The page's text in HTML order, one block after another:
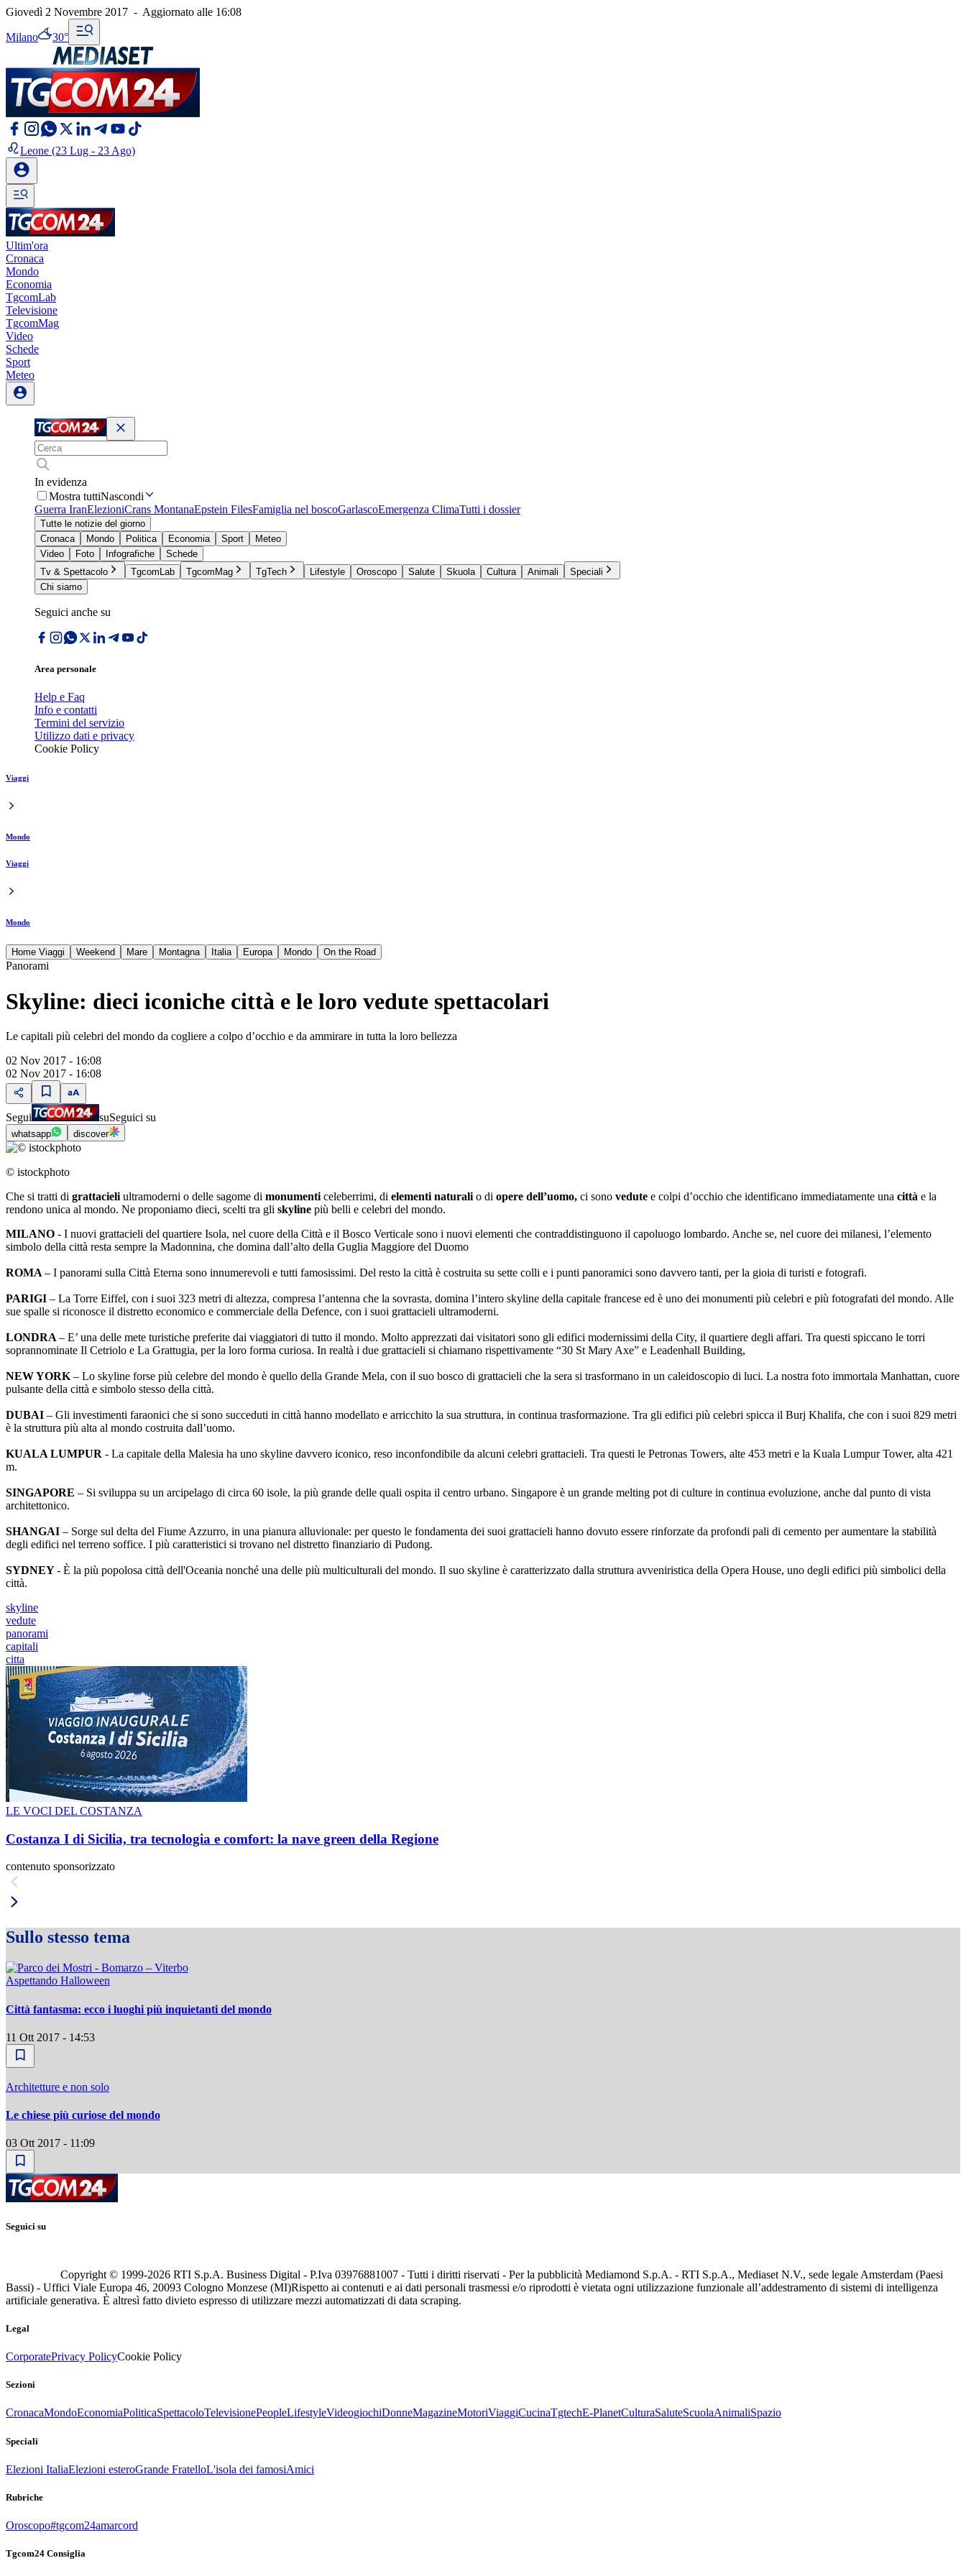
Giovedì 2 Novembre 2017 - Aggiornato alle 16:08
Milano 30°
Leone (23 Lug - 23 Ago)
Ultim'ora
Cronaca
Mondo
Economia
TgcomLab
Televisione
TgcomMag
Video
Schede
Sport
Meteo
In evidenza
Mostra tuttiNascondi
Guerra IranElezioniCrans MontanaEpstein FilesFamiglia nel boscoGarlascoEmergenza ClimaTutti i dossier
Tutte le notizie del giorno
Cronaca
Mondo Politica Economia Sport
Meteo
Video
Foto Infografiche
Schede
Tv & Spettacolo
TgcomLab TgcomMag TgTech Lifestyle Oroscopo Salute Skuola Cultura Animali
Speciali
Chi siamo
Seguici anche su
Area personale
Help e Faq
Info e contatti
Termini del servizio
Utilizzo dati e privacy
Cookie Policy
Viaggi
Mondo
Viaggi
Mondo
Home Viaggi Weekend Mare Montagna Italia Europa Mondo On the Road
Panorami
Skyline: dieci iconiche città e le loro vedute spettacolari
Le capitali più celebri del mondo da cogliere a colpo d’occhio e da ammirare in tutta la loro bellezza
02 Nov 2017 - 16:08
02 Nov 2017 - 16:08
Segui suSeguici su
whatsapp discover
© istockphoto
Che si tratti di grattacieli ultramoderni o delle sagome di monumenti celeberrimi, di elementi naturali o di opere dell’uomo, ci sono vedute e colpi d’occhio che identificano immediatamente una città e la
rendono unica al mondo. Ne proponiamo dieci, scelti tra gli skyline più belli e celebri del mondo.
MILANO - I nuovi grattacieli del quartiere Isola, nel cuore della Città e il Bosco Verticale sono i nuovi elementi che contraddistinguono il capoluogo lombardo. Anche se, nel cuore dei milanesi, l’elemento
simbolo della città resta sempre la Madonnina, che domina dall’alto della Guglia Maggiore del Duomo
ROMA – I panorami sulla Città Eterna sono innumerevoli e tutti famosissimi. Del resto la città è costruita su sette colli e i punti panoramici sono davvero tanti, per la gioia di turisti e fotografi.
PARIGI – La Torre Eiffel, con i suoi 323 metri di altezza, compresa l’antenna che la sovrasta, domina l’intero skyline della capitale francese ed è uno dei monumenti più celebri e più fotografati del mondo. Alle
sue spalle si riconosce il distretto economico e commerciale della Defence, con i suoi grattacieli ultramoderni.
LONDRA – E’ una delle mete turistiche preferite dai viaggiatori di tutto il mondo. Molto apprezzati dai visitatori sono gli edifici modernissimi della City, il quartiere degli affari. Tra questi spiccano le torri
soprannominate Il Cetriolo e La Grattugia, per la loro forma curiosa. In realtà i due grattacieli si chiamano rispettivamente “30 St Mary Axe” e Leadenhall Building,
NEW YORK – Lo skyline forse più celebre del mondo è quello della Grande Mela, con il suo bosco di grattacieli che la sera si trasformano in un caleidoscopio di luci. La nostra foto immortala Manhattan, cuore
pulsante della città e simbolo stesso della città.
DUBAI – Gli investimenti faraonici che si sono succeduti in città hanno modellato e arricchito la sua struttura, in continua trasformazione. Tra gli edifici più celebri spicca il Burj Khalifa, che con i suoi 829 metri
è la struttura più alta al mondo costruita dall’uomo.
KUALA LUMPUR - La capitale della Malesia ha uno skyline davvero iconico, reso inconfondibile da alcuni celebri grattacieli. Tra questi le Petronas Towers, alte 453 metri e la Kuala Lumpur Tower, alta 421
m.
SINGAPORE – Si sviluppa su un arcipelago di circa 60 isole, la più grande delle quali ospita il centro urbano. Singapore è un grande melting pot di culture in continua evoluzione, anche dal punto di vista
architettonico.
SHANGAI – Sorge sul delta del Fiume Azzurro, in una pianura alluvionale: per questo le fondamenta dei suoi grattacieli hanno dovuto essere rinforzate da profondi pali di cemento per aumentare la stabilità
degli edifici nel terreno soffice. I più caratteristici si trovano nel distretto finanziario di Pudong.
SYDNEY- È la più popolosa città dell'Oceania nonché una delle più multiculturali del mondo. Il suo skyline è caratterizzato dalla struttura avveniristica della Opera House, uno degli edifici più simbolici della
città.
skyline
vedute
panorami
capitali
citta
LE VOCI DEL COSTANZA
Costanza I di Sicilia, tra tecnologia e comfort: la nave green della Regione
contenuto sponsorizzato
Sullo stesso tema
Aspettando Halloween
Città fantasma: ecco i luoghi più inquietanti del mondo
11 Ott 2017 - 14:53
Architetture e non solo
Le chiese più curiose del mondo
03 Ott 2017 - 11:09
Seguici su
Copyright © 1999-2026 RTI S.p.A. Business Digital - P.Iva 03976881007 - Tutti i diritti riservati - Per la pubblicità Mediamond S.p.A. - RTI S.p.A., Mediaset N.V., sede legale Amsterdam (Paesi
Bassi) - Uffici Viale Europa 46, 20093 Cologno Monzese (MI)Rispetto ai contenuti e ai dati personali trasmessi e/o riprodotti è vietata ogni utilizzazione funzionale all’addestramento di sistemi di intelligenza
artificiale generativa. È altresì fatto divieto espresso di utilizzare mezzi automatizzati di data scraping.
Legal
CorporatePrivacy PolicyCookie Policy
Sezioni
CronacaMondoEconomiaPoliticaSpettacoloTelevisionePeopleLifestyleVideogiochiDonneMagazineMotoriViaggiCucinaTgtechE-PlanetCulturaSaluteScuolaAnimaliSpazio
Speciali
Elezioni ItaliaElezioni esteroGrande FratelloL'isola dei famosiAmici
Rubriche
Oroscopo#tgcom24amarcord
Tgcom24 Consiglia